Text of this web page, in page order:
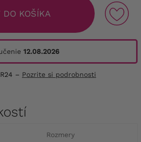
DO KOŠÍKA
12.08.2026
– Pozrite si podrobnosti
Rozmery